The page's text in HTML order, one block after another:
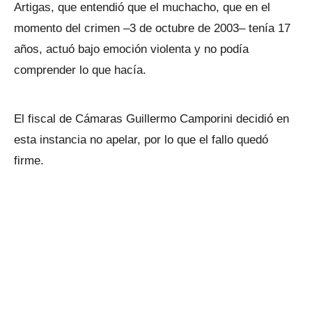
Artigas, que entendió que el muchacho, que en el
momento del crimen –3 de octubre de 2003– tenía 17
años, actuó bajo emoción violenta y no podía
comprender lo que hacía.
El fiscal de Cámaras Guillermo Camporini decidió en
esta instancia no apelar, por lo que el fallo quedó
firme.